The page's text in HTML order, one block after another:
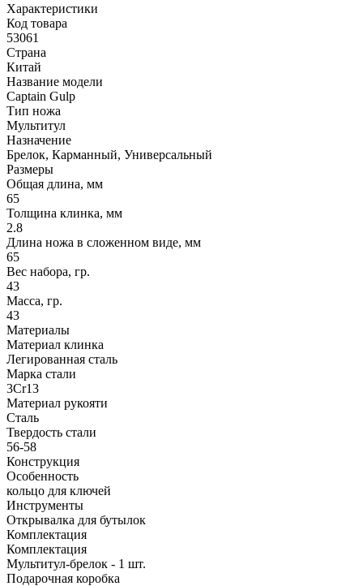
Характеристики
Код товара
53061
Страна
Китай
Название модели
Captain Gulp
Тип ножа
Мультитул
Назначение
Брелок, Карманный, Универсальный
Размеры
Общая длина, мм
65
Толщина клинка, мм
2.8
Длина ножа в сложенном виде, мм
65
Вес набора, гр.
43
Масса, гр.
43
Материалы
Материал клинка
Легированная сталь
Марка стали
3Cr13
Материал рукояти
Сталь
Твердость стали
56-58
Конструкция
Особенность
кольцо для ключей
Инструменты
Открывалка для бутылок
Комплектация
Комплектация
Мультитул-брелок - 1 шт.
Подарочная коробка